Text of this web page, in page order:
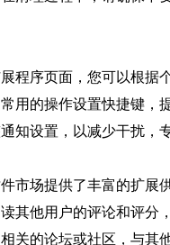
程序页面，您可以根据
用的操作设置快捷键，
知设置，以减少干扰，
市场提供了丰富的扩展
其他用户的评论和评分
关的论坛或社区，与其